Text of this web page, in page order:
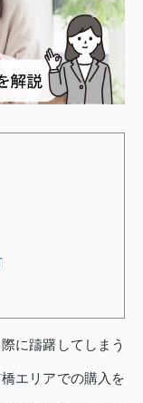
に躊躇してしまう
エリアでの購入を